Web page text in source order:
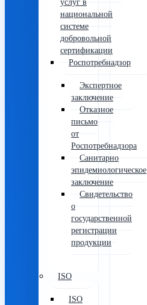
услуг в
национальной
системе
добровольной
сертификации
Роспотребнадзор
Экспертное
заключение
Отказное
письмо
от
Роспотребнадзора
Санитарно
эпидемиологическое
заключение
Свидетельство
о
государственной
регистрации
продукции
ISO
ISO